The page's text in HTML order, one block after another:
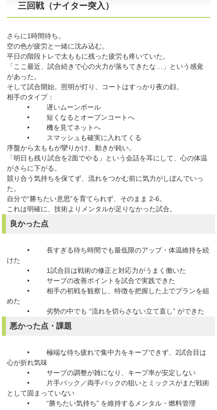
三回戦（ナイター突入）
さらに1時間待ち。
空の色が疲労と一緒に沈み込む。
平日の階段トレで太ももに残った疲労も疼いていた。
「ここ最近、試合続きで心の火力が落ちてきたな…」という感覚
があった。
そして試合開始。照明が灯り、コートはすっかり夜の顔。
相手のタイプ：
• 遅いムーンボール
• 短くなるとオープンコートへ
• 機を見てネットへ
• スマッシュも確実に入れてくる
序盤から太ももが攣りかけ、動きが鈍い。
「明日も残り試合を2面でやる」という会話を耳にして、心の体温
がさらに下がる。
競り合う気持ちを保てず、流れをつかむ前に気力がしぼんでいっ
た。
自分で“勝ちたい意思”を育てられず、そのまま 2-6。
これは明確に、技術よりメンタルが足りなかった試合。
良かった点
• 長すぎる待ち時間でも最低限のアップ・体温維持を続
けた
• 1試合目は戦術の修正と対応力がうまく働いた
• サーブの改善ポイントを試合で実践できた
• 相手の初戦を観察し、特徴を把握した上でプランを組
めた
• 劣勢の中でも “流れを切らさない立て直し” ができた
悪かった点・課題
• 極端な待ち疲れで集中力をキープできず、2試合目は
心が折れ気味
• サーブの調整が雑になり、キープ率が安定しない
• 片手バック／両手バックの狙いとミックスがまだ戦術
として固まっていない
• “勝ちたい気持ち” を維持するメンタル・燃料管理